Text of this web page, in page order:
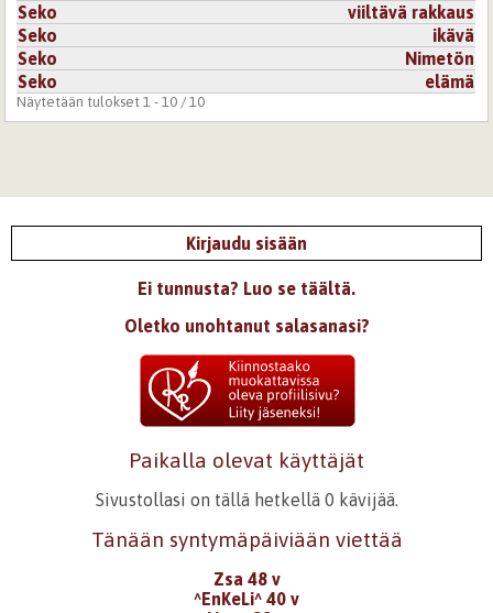
Seko
viiltävä rakkaus
Seko
ikävä
Seko
Nimetön
Seko
elämä
Näytetään tulokset 1 - 10 / 10
Kirjaudu sisään
Ei tunnusta? Luo se täältä.
Oletko unohtanut salasanasi?
Paikalla olevat käyttäjät
Sivustollasi on tällä hetkellä 0 kävijää.
Tänään syntymäpäiviään viettää
Zsa 48 v
^EnKeLi^ 40 v